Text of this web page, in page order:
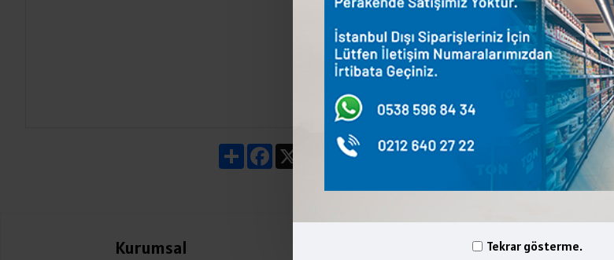
Tekrar gösterme.
ShareFacebook Pinterest
WhatsApp
Email
Kurumsal